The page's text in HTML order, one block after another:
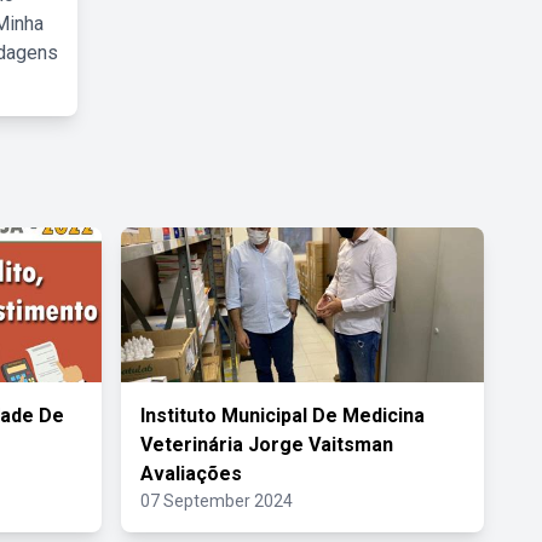
De
Instituto Municipal De Medicina
Veterinária Jorge Vaitsman
Avaliações
07 September 2024